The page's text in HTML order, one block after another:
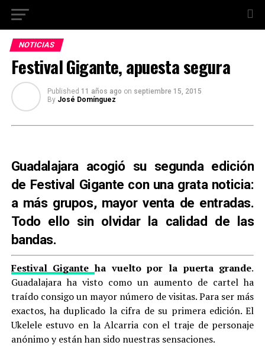
NOTICIAS
Festival Gigante, apuesta segura
Published 11 años ago on septiembre 15, 2015
By José Domínguez
Guadalajara acogió su segunda edición
de Festival Gigante con una grata noticia:
a más grupos, mayor venta de entradas.
Todo ello sin olvidar la calidad de las
bandas.
Festival Giganteha vuelto por la puerta grande.
Guadalajara ha visto como un aumento de cartel ha
traído consigo un mayor número de visitas. Para ser más
exactos, ha duplicado la cifra de su primera edición. El
Ukelele estuvo en la Alcarria con el traje de personaje
anónimo y están han sido nuestras sensaciones.